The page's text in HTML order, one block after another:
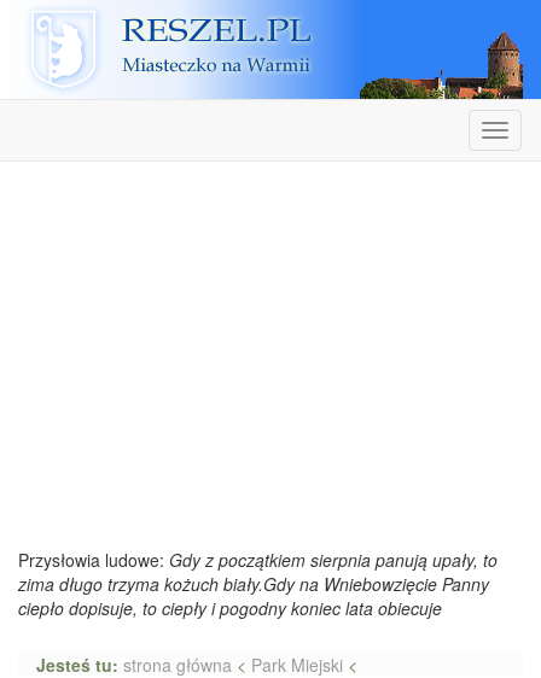
Reszel
Przysłowia ludowe: Gdy z początkiem sierpnia panują upały, to
zima długo trzyma kożuch biały.Gdy na Wniebowzięcie Panny
ciepło dopisuje, to ciepły i pogodny koniec lata obiecuje
Jesteś tu: strona główna < Park Miejski <